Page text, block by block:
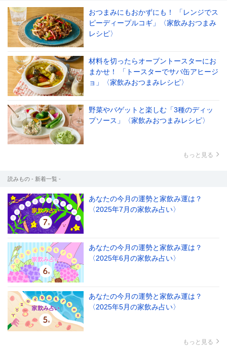
おつまみにもおかずにも！ 「レンジでス
ピーディープルコギ」〈家飲みおつまみ
レシピ〉
材料を切ったらオーブントースターにお
まかせ！ 「トースターでサバ缶アヒージ
ョ」〈家飲みおつまみレシピ〉
野菜やバゲットと楽しむ「3種のディッ
プソース」〈家飲みおつまみレシピ〉
もっと見る
読みもの - 新着一覧 -
あなたの今月の運勢と家飲み運は？
〈2025年7月の家飲み占い〉
あなたの今月の運勢と家飲み運は？
〈2025年6月の家飲み占い〉
あなたの今月の運勢と家飲み運は？
〈2025年5月の家飲み占い〉
もっと見る